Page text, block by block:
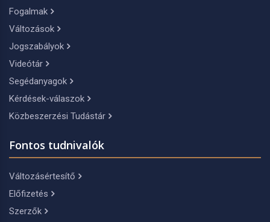
Fogalmak
Változások
Jogszabályok
Videótár
Segédanyagok
Kérdések-válaszok
Közbeszerzési Tudástár
Fontos tudnivalók
Változásértesítő
Előfizetés
Szerzők